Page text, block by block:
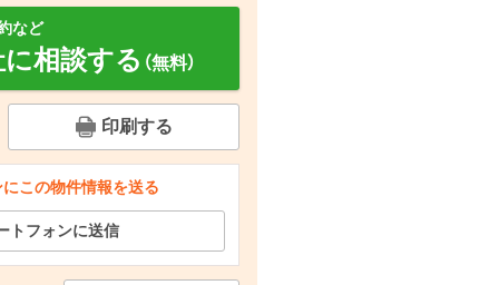
備 セキュリティ その他設備
エントランス
など
相談する （無料）
印刷する
この物件情報を送る
トフォンに送信